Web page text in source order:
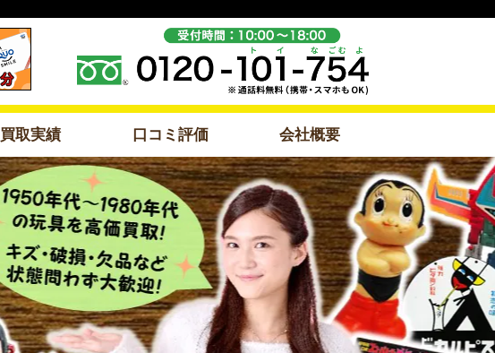
買取実績 口コミ評価 会社概要